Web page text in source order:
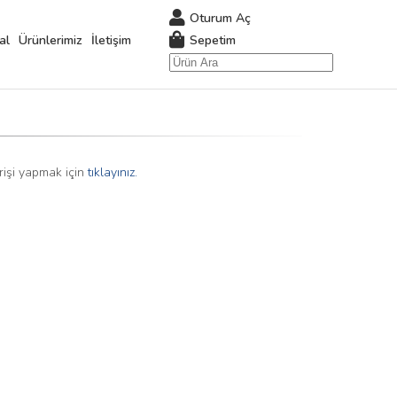
Ürünlerimiz İletişim
Oturum Aç
Sepetim
yapmak içintıklayınız.